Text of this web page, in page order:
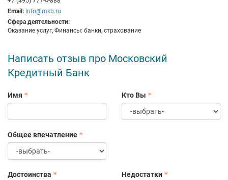
Email: info@mkb.ru
Сфера деятельности:
Оказание услуг, Финансы: банки, страхование
Написать отзыв про Московский
Кредитный Банк
Имя Кто Вы
Общее впечатление
Достоинства Недостатки